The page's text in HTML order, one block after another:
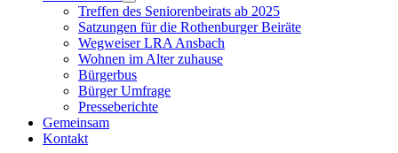
Treffen des Seniorenbeirats ab 2025
Satzungen für die Rothenburger Beiräte
Wegweiser LRA Ansbach
Wohnen im Alter zuhause
Bürgerbus
Bürger Umfrage
Presseberichte
Gemeinsam
Kontakt